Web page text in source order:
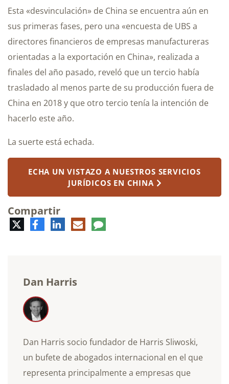
Esta «desvinculación» de China se encuentra aún en
sus primeras fases, pero una «encuesta de UBS a
directores financieros de empresas manufactureras
orientadas a la exportación en China», realizada a
finales del año pasado, reveló que un tercio había
trasladado al menos parte de su producción fuera de
China en 2018 y que otro tercio tenía la intención de
hacerlo este año.
La suerte está echada.
ECHA UN VISTAZO A NUESTROS SERVICIOS
JURÍDICOS EN CHINA
Compartir
TwitterFacebookLinkedInCorreo
electrónico
Comentario
Dan Harris
Dan Harris socio fundador de Harris Sliwoski,
un bufete de abogados internacional en el que
representa principalmente a empresas que